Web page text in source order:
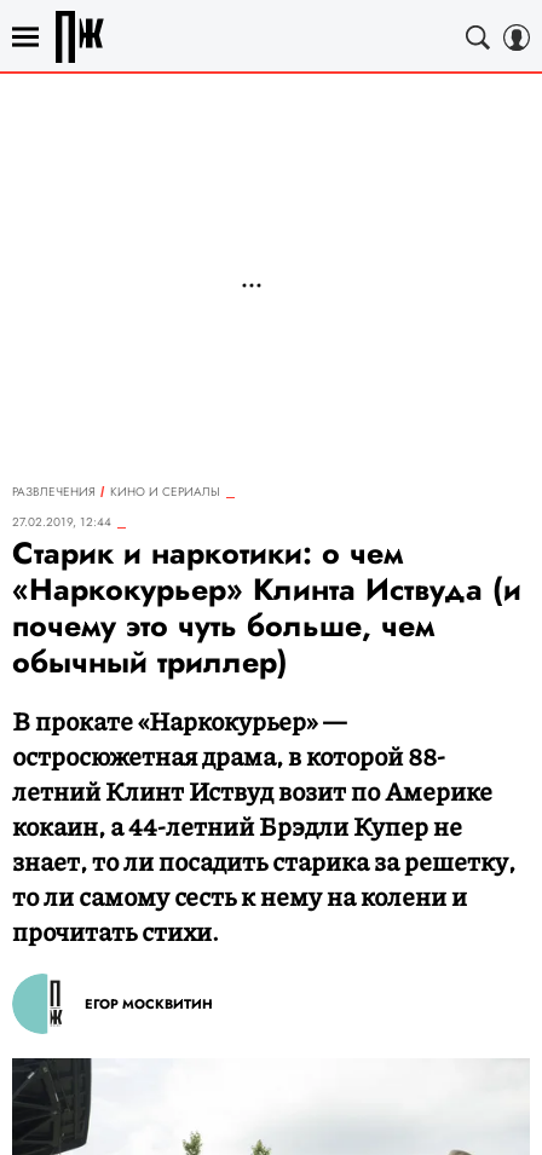
РАЗВЛЕЧЕНИЯ
КИНО И СЕРИАЛЫ
27.02.2019, 12:44
Старик и наркотики: о чем
«Наркокурьер» Клинта Иствуда (и
почему это чуть больше, чем
обычный триллер)
В прокате «Наркокурьер» —
остросюжетная драма, в которой 88-
летний Клинт Иствуд возит по Америке
кокаин, а 44-летний Брэдли Купер не
знает, то ли посадить старика за решетку,
то ли самому сесть к нему на колени и
прочитать стихи.
ЕГОР МОСКВИТИН